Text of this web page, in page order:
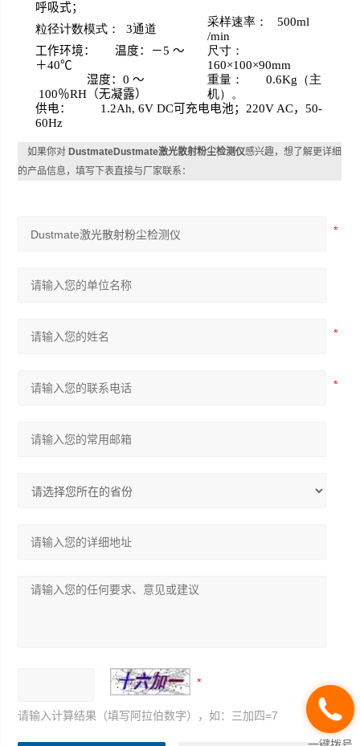
呼吸式；
粒径计数模式： 3通道
采样速率：
500ml
/min
工作环境：
温度：－5 ～
＋40℃
湿度： 0 ～
100％RH（无凝露）
尺寸：
160×100×90mm
重量：
0.6Kg （主
机）。
供电：
1.2Ah, 6V DC可充电电池； 220V AC， 50-
60Hz
如果你对 DustmateDustmate激光散射粉尘检测仪感兴趣，想了解更详细
的产品信息，填写下表直接与厂家联系：
请输入计算结果（填写阿拉伯数字），如：三加四=7